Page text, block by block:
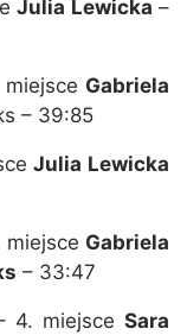
Julia Lewicka –
Gabriela
– 39:85
Julia Lewicka
miejsce Gabriela
– 33:47
4. miejsce Sara